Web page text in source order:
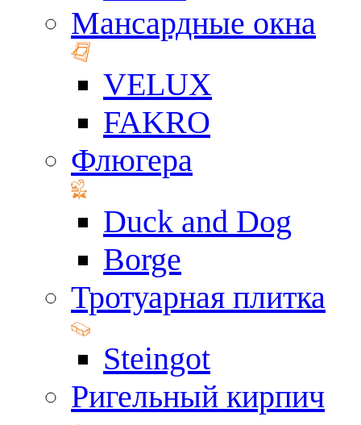
Мансардные окна
VELUX
FAKRO
Флюгера
Duck and Dog
Borge
Тротуарная плитка
Steingot
Ригельный кирпич